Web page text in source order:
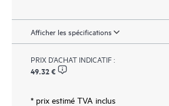
Afficher les spécifications
PRIX D’ACHAT INDICATIF :
49.32 €
* prix estimé TVA inclus